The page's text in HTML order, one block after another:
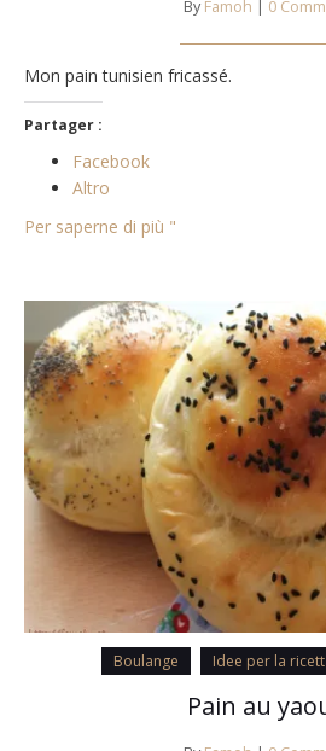
By Famoh 0
Mon pain tunisien fricassé.
Partager :
Facebook
Altro
Per saperne di più "
Boulange Idee per la
Pain au